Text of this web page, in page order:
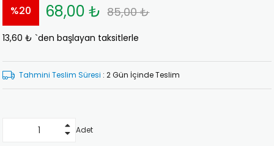
%20
İndirim
85,00 ₺
68,00 ₺
13,60 ₺ `den başlayan taksitlerle
Tahmini Teslim Süresi : 2 Gün İçinde Teslim
Adet